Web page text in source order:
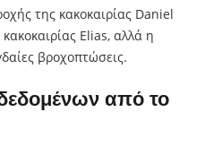
της κακοκαιρίας Daniel
Elias, αλλά η
βροχοπτώσεις.
από το